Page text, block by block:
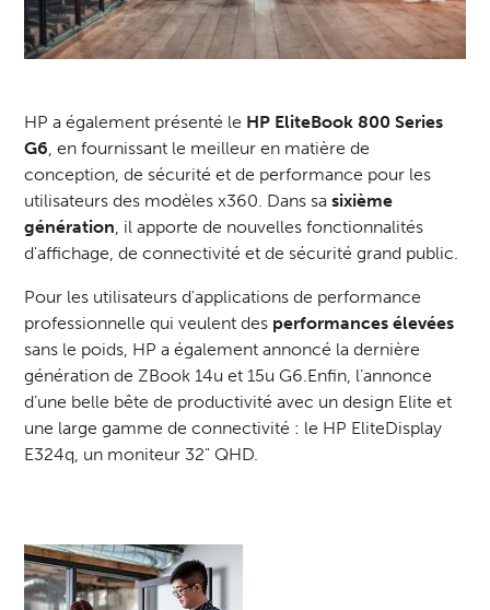
HP a également présenté le HP EliteBook 800 Series
G6, en fournissant le meilleur en matière de
conception, de sécurité et de performance pour les
utilisateurs des modèles x360. Dans sasixième
génération, il apporte de nouvelles fonctionnalités
d'affichage, de connectivité et de sécurité grand public.
Pour les utilisateurs d'applications de performance
professionnelle qui veulent des performances élevées
sans le poids, HP a également annoncé la dernière
génération de ZBook 14u et 15u G6.Enfin, l’annonce
d’une belle bête de productivité avec un design Elite et
une large gamme de connectivité : le HP EliteDisplay
E324q, un moniteur 32" QHD.